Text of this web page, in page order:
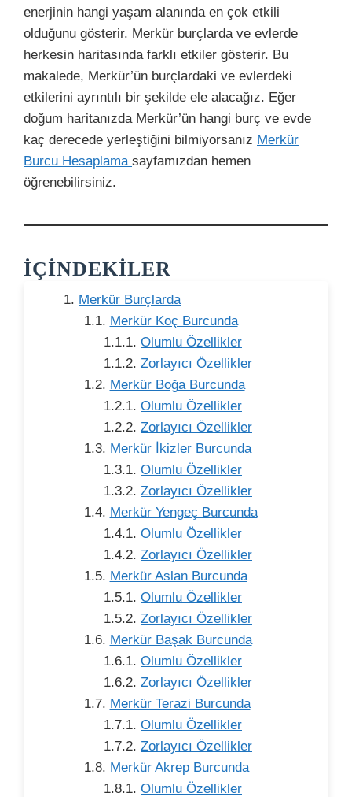
enerjinin hangi yaşam alanında en çok etkili
olduğunu gösterir. Merkür burçlarda ve evlerde
herkesin haritasında farklı etkiler gösterir. Bu
makalede, Merkür’ün burçlardaki ve evlerdeki
etkilerini ayrıntılı bir şekilde ele alacağız. Eğer
doğum haritanızda Merkür’ün hangi burç ve evde
kaç derecede yerleştiğini bilmiyorsanız Merkür
Burcu Hesaplama sayfamızdan hemen
öğrenebilirsiniz.
İÇINDEKILER
Merkür Burçlarda
Merkür Koç Burcunda
Olumlu Özellikler
Zorlayıcı Özellikler
Merkür Boğa Burcunda
Olumlu Özellikler
Zorlayıcı Özellikler
Merkür İkizler Burcunda
Olumlu Özellikler
Zorlayıcı Özellikler
Merkür Yengeç Burcunda
Olumlu Özellikler
Zorlayıcı Özellikler
Merkür Aslan Burcunda
Olumlu Özellikler
Zorlayıcı Özellikler
Merkür Başak Burcunda
Olumlu Özellikler
Zorlayıcı Özellikler
Merkür Terazi Burcunda
Olumlu Özellikler
Zorlayıcı Özellikler
Merkür Akrep Burcunda
Olumlu Özellikler